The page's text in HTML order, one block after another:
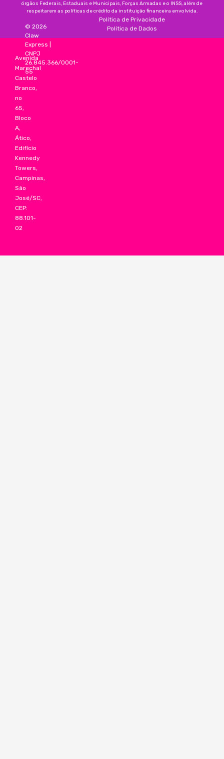
órgãos Federais, Estaduais e Municipais, Forças Armadas e o INSS, além de
respeitarem as políticas de crédito da instituição financeira envolvida.
Avenida
Marechal
Castelo
Branco,
no
65,
Bloco
A,
Ático,
Edifício
Kennedy
Towers,
Campinas,
São
José/SC,
CEP:
88.101-
02
© 2026
Claw
Express
CNPJ
26.845.366/0001-
55
Política de Privacidade
Política de Dados